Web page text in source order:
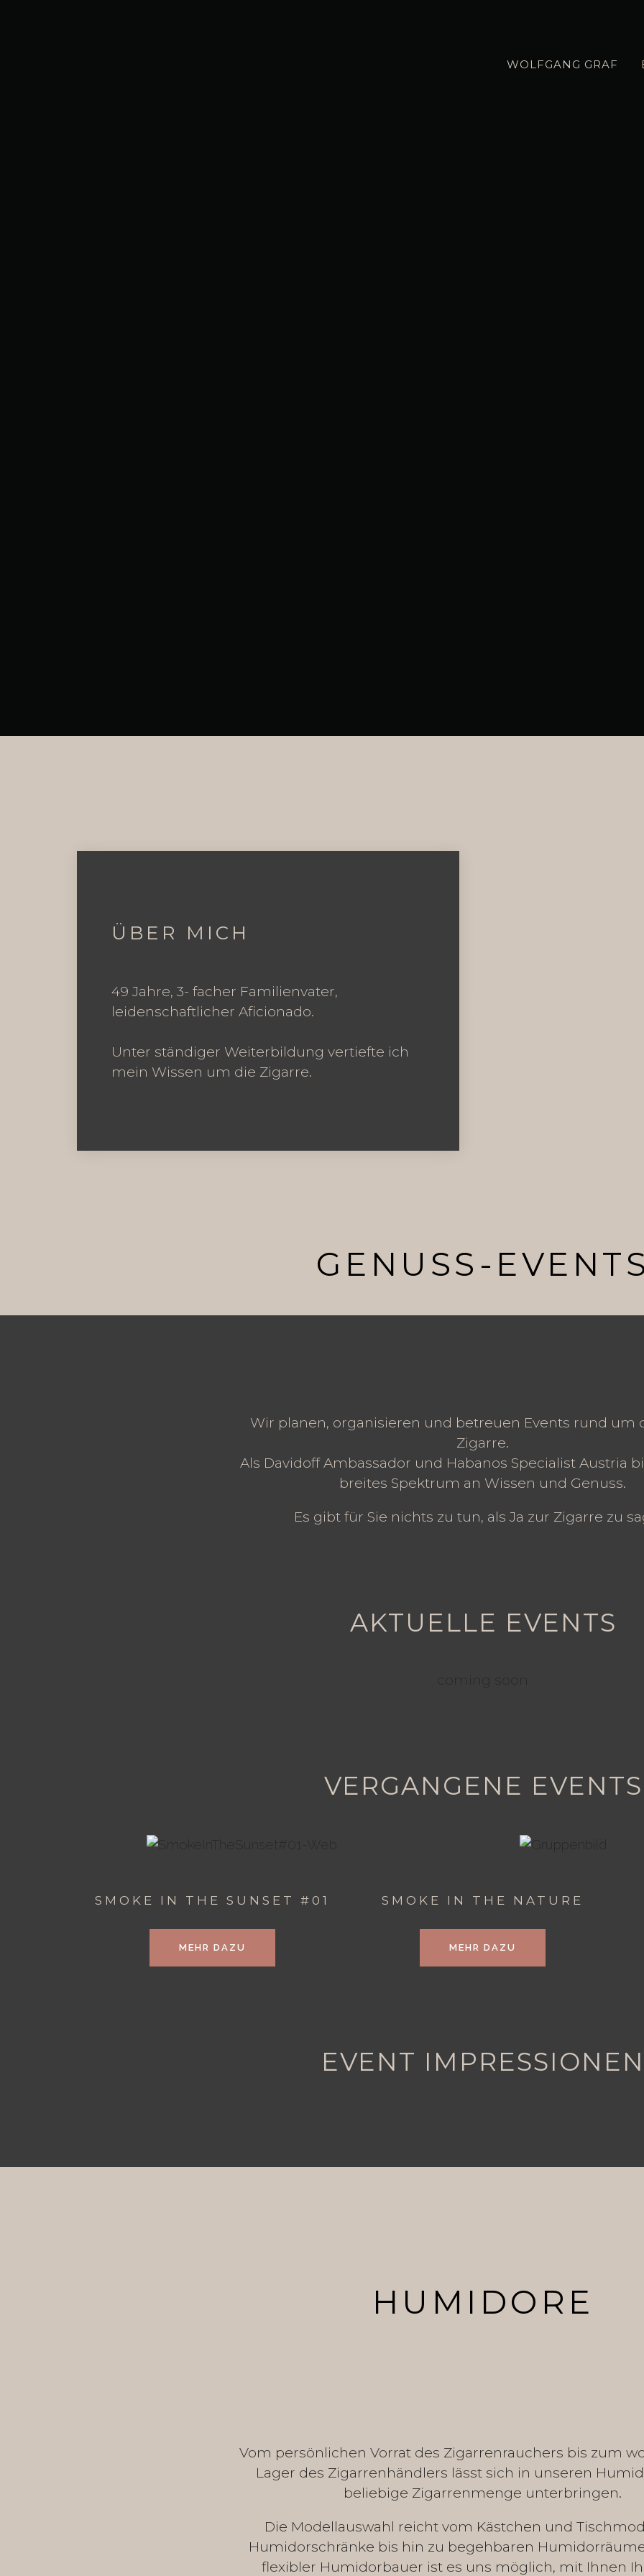
WOLFGANG GRAF
ÜBER MICH
49 Jahre, 3- facher Familienvater,
leidenschaftlicher Aficionado.
Unter ständiger Weiterbildung vertiefte ich
mein Wissen um die Zigarre.
GENUSS-
Wir planen, organisieren und betreuen Events rund um
Zigarre.
Als Davidoff Ambassador und Habanos Specialist Austria
breites Spektrum an Wissen und Genuss.
Es gibt für Sie nichts zu tun, als Ja zur Zigarre zu
AKTUELLE EVENTS
VERGANGENE EVENTS
SMOKE IN THE SUNSET #01
MEHR DAZU
SMOKE IN THE NATURE
MEHR DAZU
EVENT IMPRESSIONEN
HUMIDORE
Vom persönlichen Vorrat des Zigarrenrauchers bis zum
Lager des Zigarrenhändlers lässt sich in unseren
beliebige Zigarrenmenge unterbringen.
Die Modellauswahl reicht vom Kästchen und
Humidorschränke bis hin zu begehbaren
flexibler Humidorbauer ist es uns möglich, mit Ihnen